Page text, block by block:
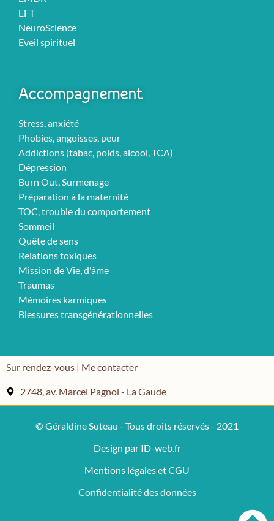
EFT
NeuroScience
Eveil spirituel
Accompagnement
Stress, anxiété
Phobies, angoisses, peur
Addictions (tabac, poids, alcool, TCA)
Dépression
Burn Out, Surmenage
Préparation à la maternité
TOC, trouble du comportement
Sommeil
Quête de sens
Relations toxiques
Mission de Vie, d'âme
Traumas
Mémoires karmiques
Blessures transgénérationnelles
Sur rendez-vous | Me contacter
2748, av. Marcel Pagnol - La Gaude
© Géraldine Suteau - Tous droits réservés - 2021
Design par ID-web.fr
Mentions légales et CGU
Confidentialité des données